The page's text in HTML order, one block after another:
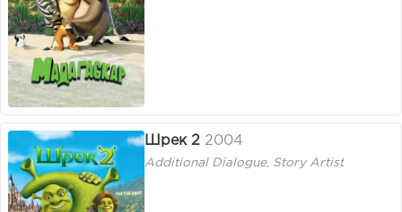
Шрек 2 2004
Additional Dialogue, Story Artist